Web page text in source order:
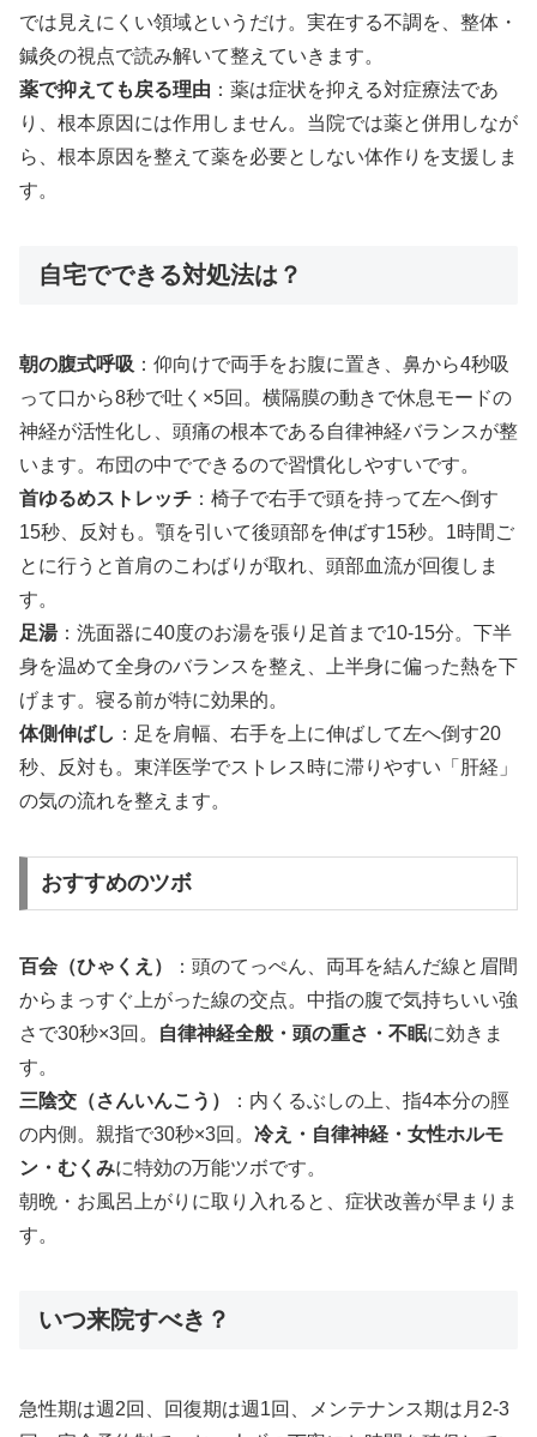
では見えにくい領域というだけ。実在する不調を、整体・
鍼灸の視点で読み解いて整えていきます。
薬で抑えても戻る理由 ：薬は症状を抑える対症療法であ
り、根本原因には作用しません。当院では薬と併用しなが
ら、根本原因を整えて薬を必要としない体作りを支援しま
す。
自宅でできる対処法は？
朝の腹式呼吸 ：仰向けで両手をお腹に置き、鼻から4秒吸
って口から8秒で吐く×5回。横隔膜の動きで休息モードの
神経が活性化し、頭痛の根本である自律神経バランスが整
います。布団の中でできるので習慣化しやすいです。
首ゆるめストレッチ ：椅子で右手で頭を持って左へ倒す
15秒、反対も。顎を引いて後頭部を伸ばす15秒。1時間ご
とに行うと首肩のこわばりが取れ、頭部血流が回復しま
す。
足湯：洗面器に40度のお湯を張り足首まで10-15分。下半
身を温めて全身のバランスを整え、上半身に偏った熱を下
げます。寝る前が特に効果的。
体側伸ばし ：足を肩幅、右手を上に伸ばして左へ倒す20
秒、反対も。東洋医学でストレス時に滞りやすい「肝経」
の気の流れを整えます。
おすすめのツボ
百会（ひゃくえ）
：頭のてっぺん、両耳を結んだ線と眉間
からまっすぐ上がった線の交点。中指の腹で気持ちいい強
さで30秒×3回。
自律神経全般・頭の重さ・不眠に効きま
す。
三陰交（さんいんこう）
：内くるぶしの上、指4本分の脛
の内側。親指で30秒×3回。 冷え・自律神経・女性ホルモ
ン・むくみに特効の万能ツボです。
朝晩・お風呂上がりに取り入れると、症状改善が早まりま
す。
いつ来院すべき？
急性期は週2回、回復期は週1回、メンテナンス期は月2-3